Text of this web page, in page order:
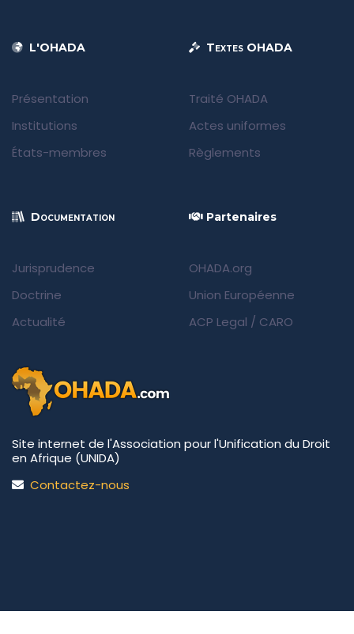
L'OHADA
Présentation
Institutions
États-membres
Textes OHADA
Traité OHADA
Actes uniformes
Règlements
Documentation
Jurisprudence
Doctrine
Actualité
Partenaires
OHADA.org
Union Européenne
ACP Legal / CARO
Site internet de l'Association pour l'Unification du Droit
en Afrique (UNIDA)
Contactez-nous